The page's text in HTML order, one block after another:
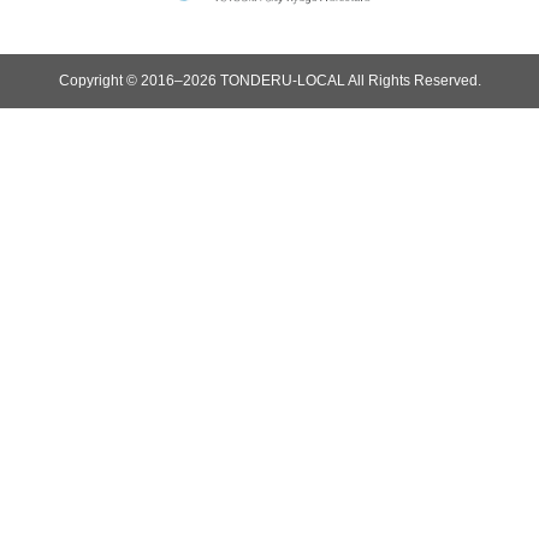
Copyright © 2016–2026 TONDERU-LOCAL All Rights Reserved.